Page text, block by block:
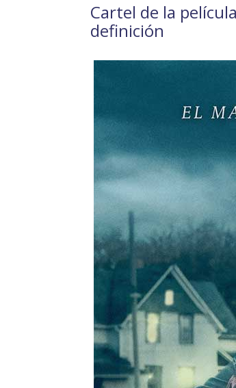
Cartel de la
definición